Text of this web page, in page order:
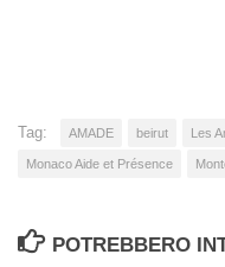
Tag: AMADE beirut Les
Monaco Aide et Présence
POTREBBERO